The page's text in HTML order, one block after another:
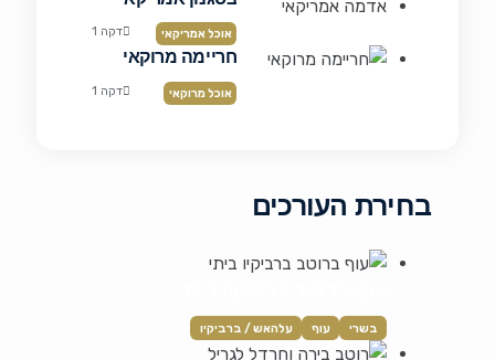
אוכל אמריקאי דקה 1
חריימה מרוקאי
אוכל מרוקאי דקה 1
בחירת העורכים
בשרי עוף עלהאש / ברביקיו